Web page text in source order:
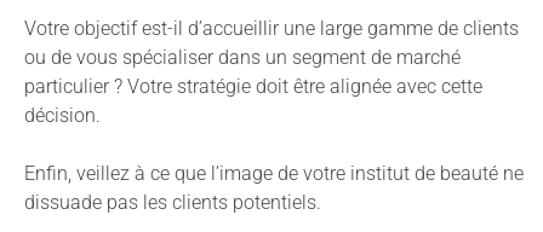
Votre objectif est-il d’accueillir une large gamme de clients
ou de vous spécialiser dans un segment de marché
particulier ? Votre stratégie doit être alignée avec cette
décision.
Enfin, veillez à ce que l’image de votre institut de beauté ne
dissuade pas les clients potentiels.